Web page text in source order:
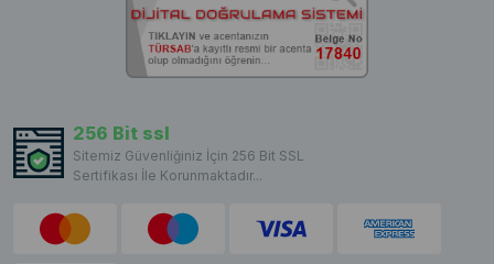
256 Bit ssl
Sitemiz Güvenliğiniz İçin 256 Bit SSL
Sertifikası İle Korunmaktadır...